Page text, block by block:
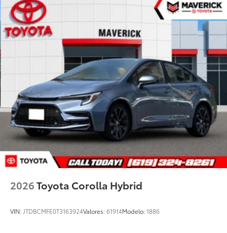
2026Toyota Corolla Hybrid
VIN: JTDBCMFE0T3163924Valores:61914Modelo:1886